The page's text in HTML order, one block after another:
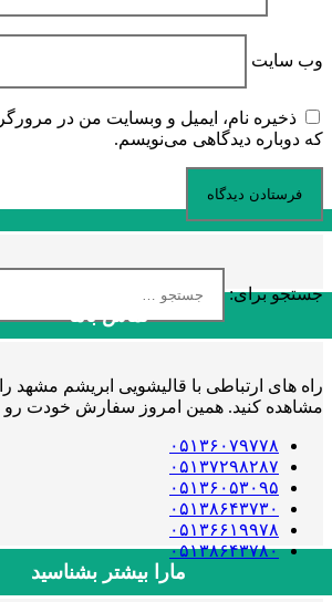
وب‌ سایت
ذخیره نام، ایمیل و وبسایت من در
که دوباره دیدگاهی می‌نویسم.
جستجو برای:
تماس باما
راه های ارتباطی با قالیشویی ابریشم مشهد
مشاهده کنید. همین امروز سفارش خودت رو
۰۵۱۳۶۰۷۹۷۷۸
۰۵۱۳۷۲۹۸۲۸۷
۰۵۱۳۶۰۵۳۰۹۵
۰۵۱۳۸۶۴۳۷۳۰
۰۵۱۳۶۶۱۹۹۷۸
۰۵۱۳۸۶۴۳۷۸۰
مارا بیشتر بشناسید